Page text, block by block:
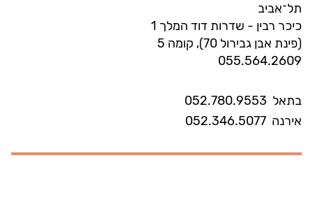
תל־אביב
כיכר רבין - שדרות דוד המלך 1
(פינת אבן גבירול 70), קומה 5
055.564.2609
בתאל 052.780.9553
אירנה 052.346.5077